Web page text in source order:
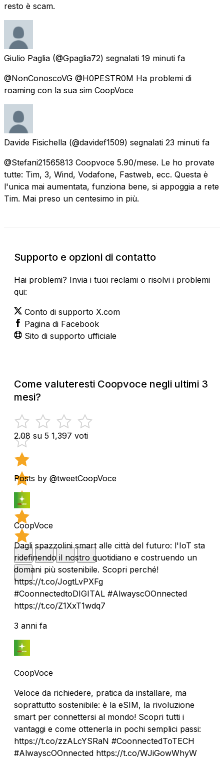
resto è scam.
Giulio Paglia (@Gpaglia72) segnalati 19 minuti fa
@NonConoscoVG @H0PESTR0M Ha problemi di
roaming con la sua sim CoopVoce
Davide Fisichella (@davidef1509) segnalati 23 minuti fa
@Stefani21565813 Coopvoce 5.90/mese. Le ho provate
tutte: Tim, 3, Wind, Vodafone, Fastweb, ecc. Questa è
l'unica mai aumentata, funziona bene, si appoggia a rete
Tim. Mai preso un centesimo in più.
Supporto e opzioni di contatto
Hai problemi? Invia i tuoi reclami o risolvi i problemi
qui:
Conto di supporto X.com
Pagina di Facebook
Sito di supporto ufficiale
Come valuteresti Coopvoce negli ultimi 3
mesi?
2.08 su 5 1,397 voti
Posts by @tweetCoopVoce
CoopVoce
Dagli spazzolini smart alle città del futuro: l'IoT sta
ridefinendo il nostro quotidiano e costruendo un
domani più sostenibile. Scopri perché!
https://t.co/JogtLvPXFg
#CoonnectedtoDIGITAL #AlwayscOOnnected
https://t.co/Z1XxT1wdq7
3 anni fa
CoopVoce
Veloce da richiedere, pratica da installare, ma
soprattutto sostenibile: è la eSIM, la rivoluzione
smart per connettersi al mondo! Scopri tutti i
vantaggi e come ottenerla in pochi semplici passi:
https://t.co/zzALcYSRaN #CoonnectedToTECH
#AlwayscOOnnected https://t.co/WJiGowWhyW